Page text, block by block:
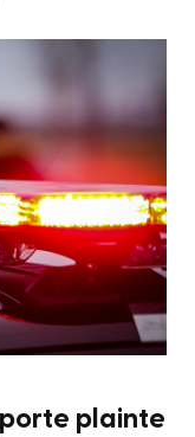
plainte